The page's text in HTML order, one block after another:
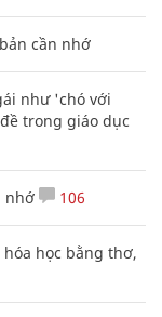
cần nhớ
như 'chó với
trong giáo dục
nhớ 106
học bằng thơ,